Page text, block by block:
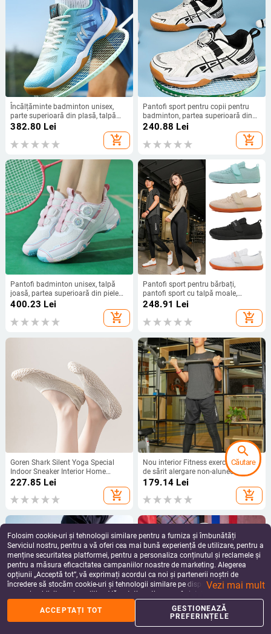
apps
Coș
%
Reduceri Profil
Încălțăminte badminton unisex,
parte superioară din plasă, talpă
intermediară PHYLON, talpă din
cauciuc natural, închidere cu șireturi
în față, profil redus
382.80 Lei
add_shopping_cart
Pantofi sport pentru copii pentru
badminton, partea superioară din
plasă respirabilă, talpă exterioară
din cauciuc antiderapant, talpă EVA
medie, gleznă joasă
240.88 Lei
add_shopping_cart
Pantofi badminton unisex, talpă
joasă, partea superioară din piele
sintetică, căptușeală din plasă,
talpă din cauciuc rezistentă la
uzură
400.23 Lei
add_shopping_cart
Pantofi sport pentru bărbați,
pantofi sport cu talpă moale,
respirabili, țesături, ușori, pentru
248.91 Lei
add_shopping_cart
Goren Shark Silent Yoga Special
Indoor Sneaker Interior Home
Antiderapant Absorbție de Șoc
Fund Moale Coardă de Fitness Sărit
227.85 Lei
add_shopping_cart
Nou interior Fitness exerciții coardă
de sărit alergare non-alunecare
yoga genuflexiuni silențios
respirabil rezistent la uzură pantofi
anti-alunecare
179.14 Lei
add_shopping_cart
Folosim cookie-uri și tehnologii similare pentru a furniza și îmbunătăți
Serviciul nostru, pentru a vă oferi cea mai bună experiență de utilizare, pentru a
menține securitatea platformei, pentru a personaliza conținutul și reclamele și
pentru a măsura eficacitatea campaniilor noastre de marketing. Alegerea
opțiunii „Acceptă tot”, vă exprimați acordul ca noi și partenerii noștri de
încredere să stocăm cookie-uri și tehnologii similare pe dispozitivul dvs. în
scopuri publicitare și analitice. Vă puteți gestiona preferințele în orice moment
făcând clic pe „Gestionează preferințele”. Pentru mai multe informații, vă
rugăm să consultațiPolitica noastră de confidențialitate.
Vezi mai mult
ACCEPTAȚI TOT
GESTIONEAZĂ
PREFERINȚELE
search
Căutare